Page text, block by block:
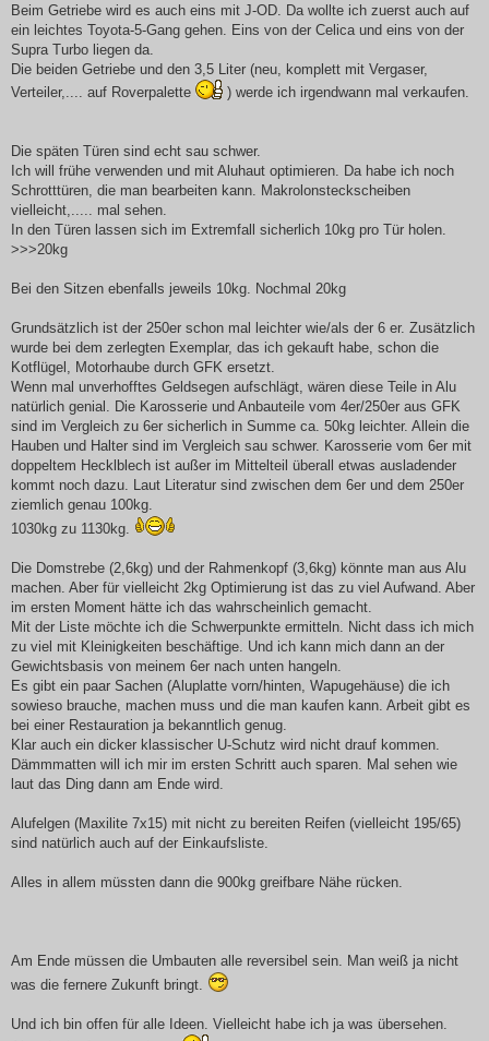
Beim Getriebe wird es auch eins mit J-OD. Da wollte ich zuerst auch auf
ein leichtes Toyota-5-Gang gehen. Eins von der Celica und eins von der
Supra Turbo liegen da.
Die beiden Getriebe und den 3,5 Liter (neu, komplett mit Vergaser,
Verteiler,.... auf Roverpalette
) werde ich irgendwann mal verkaufen.
Die späten Türen sind echt sau schwer.
Ich will frühe verwenden und mit Aluhaut optimieren. Da habe ich noch
Schrotttüren, die man bearbeiten kann. Makrolonsteckscheiben
vielleicht,..... mal sehen.
In den Türen lassen sich im Extremfall sicherlich 10kg pro Tür holen.
>>>20kg
Bei den Sitzen ebenfalls jeweils 10kg. Nochmal 20kg
Grundsätzlich ist der 250er schon mal leichter wie/als der 6 er. Zusätzlich
wurde bei dem zerlegten Exemplar, das ich gekauft habe, schon die
Kotflügel, Motorhaube durch GFK ersetzt.
Wenn mal unverhofftes Geldsegen aufschlägt, wären diese Teile in Alu
natürlich genial. Die Karosserie und Anbauteile vom 4er/250er aus GFK
sind im Vergleich zu 6er sicherlich in Summe ca. 50kg leichter. Allein die
Hauben und Halter sind im Vergleich sau schwer. Karosserie vom 6er mit
doppeltem Hecklblech ist außer im Mittelteil überall etwas ausladender
kommt noch dazu. Laut Literatur sind zwischen dem 6er und dem 250er
ziemlich genau 100kg.
1030kg zu 1130kg.
Die Domstrebe (2,6kg) und der Rahmenkopf (3,6kg) könnte man aus Alu
machen. Aber für vielleicht 2kg Optimierung ist das zu viel Aufwand. Aber
im ersten Moment hätte ich das wahrscheinlich gemacht.
Mit der Liste möchte ich die Schwerpunkte ermitteln. Nicht dass ich mich
zu viel mit Kleinigkeiten beschäftige. Und ich kann mich dann an der
Gewichtsbasis von meinem 6er nach unten hangeln.
Es gibt ein paar Sachen (Aluplatte vorn/hinten, Wapugehäuse) die ich
sowieso brauche, machen muss und die man kaufen kann. Arbeit gibt es
bei einer Restauration ja bekanntlich genug.
Klar auch ein dicker klassischer U-Schutz wird nicht drauf kommen.
Dämmmatten will ich mir im ersten Schritt auch sparen. Mal sehen wie
laut das Ding dann am Ende wird.
Alufelgen (Maxilite 7x15) mit nicht zu bereiten Reifen (vielleicht 195/65)
sind natürlich auch auf der Einkaufsliste.
Alles in allem müssten dann die 900kg greifbare Nähe rücken.
Am Ende müssen die Umbauten alle reversibel sein. Man weiß ja nicht
was die fernere Zukunft bringt.
Und ich bin offen für alle Ideen. Vielleicht habe ich ja was übersehen.